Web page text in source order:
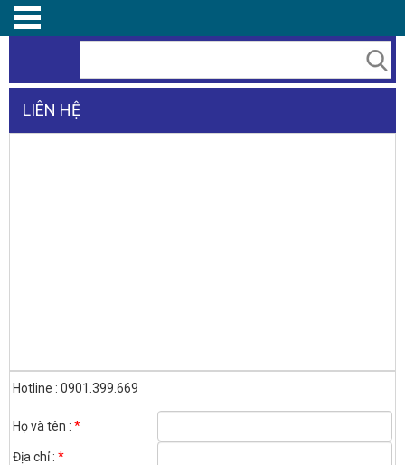
LIÊN HỆ
Hotline : 0901.399.669
Họ và tên : *
Địa chỉ : *